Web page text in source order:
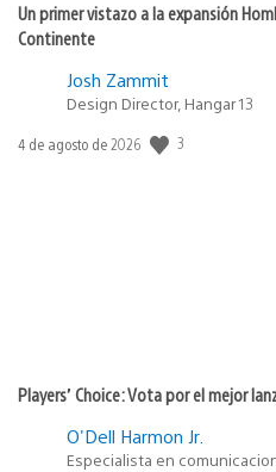
Un primer vistazo a la expansión
Continente
Josh Zammit
Design Director, Hangar 13
Fecha
4 de agosto de 2026 3
Players’ Choice: Vota por el mejor
O'Dell Harmon Jr.
Especialista en